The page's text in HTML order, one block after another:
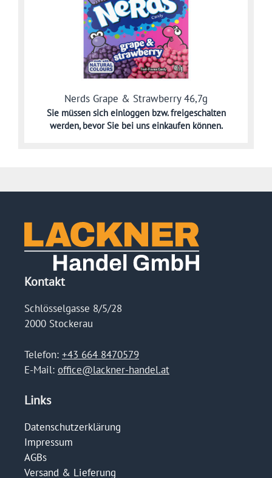
Nerds Grape & Strawberry 46,7g
Sie müssen sich einloggen bzw. freigeschalten
werden,bevor Sie bei uns einkaufen können.
Kontakt
Schlösselgasse 8/5/28
2000 Stockerau
Telefon: +43 664 8470579
E-Mail: office@lackner-handel.at
Links
Datenschutzerklärung
Impressum
AGBs
Versand & Lieferung